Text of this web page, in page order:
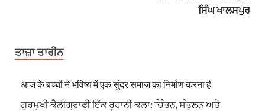
ਸਿੰਘ ਖਾਲਸਪੁਰ
ਤਾਜ਼ਾ ਤਾਰੀਨ
आज के बच्चों ने भविष्य में एक सुंदर समाज का निर्माण करना है
ਗੁਰਮੁਖੀ ਕੈਲੀਗ੍ਰਾਫੀ ਇੱਕ ਰੂਹਾਨੀ ਕਲਾ: ਚਿੰਤਨ, ਸੰਤੁਲਨ ਅਤੇ